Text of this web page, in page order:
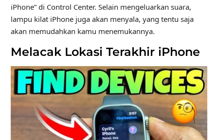
iPhone” di Control Center. Selain mengeluarkan suara,
lampu kilat iPhone juga akan menyala, yang tentu saja
akan memudahkan kamu menemukannya.
Melacak Lokasi Terakhir iPhone